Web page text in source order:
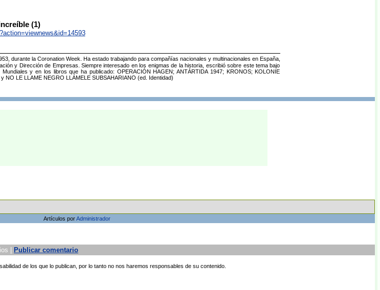
(1)
durante la Coronation Week. Ha estado trabajando para compañías nacionales y multinacionales en España,
y Dirección de Empresas. Siempre interesado en los enigmas de la historia, escribió sobre este tema bajo
y en los libros que ha publicado: OPERACIÓN HAGEN; ANTÁRTIDA 1947; KRONOS; KOLONIE
NO LE LLAME NEGRO LLÁMELE SUBSAHARIANO (ed. Identidad)
Artículos porAdministrador
|
Publicar comentario
de los que lo publican, por lo tanto no nos haremos responsables de su contenido.